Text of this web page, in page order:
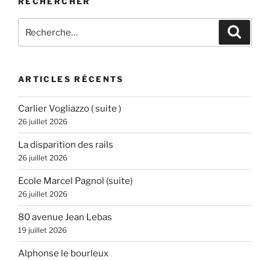
pour
ARTICLES RÉCENTS
Carlier Vogliazzo ( suite )
26 juillet 2026
La disparition des rails
26 juillet 2026
Ecole Marcel Pagnol (suite)
26 juillet 2026
80 avenue Jean Lebas
19 juillet 2026
Alphonse le bourleux